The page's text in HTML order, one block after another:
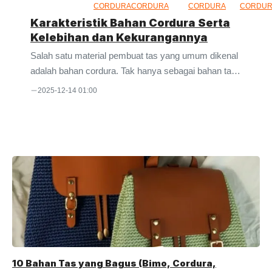
CORDURACORDURA
CORDURA
Karakteristik Bahan Cordura Serta
Kelebihan dan Kekurangannya
Salah satu material pembuat tas yang umum dikenal
adalah bahan cordura. Tak hanya sebagai bahan tas
ransel untuk aktivitas outdoor, namun beberapa sling
Pengertian Bahan Cordura Bagi yang belum
mengetahui seperti apa bahan cordura, bisa
mencoba mencermati beberapa tas ransel yang
dijual di pasaran. Banyak outlet perlengkapan outdoor
yang menjual tas dengan bahan ...
2025-12-14 01:00
10 Bahan Tas yang Bagus (Bimo, Cordura,